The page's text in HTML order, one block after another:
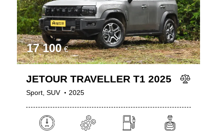
17 100 €
JETOUR TRAVELLER T1 2025
Sport,SUV 2025